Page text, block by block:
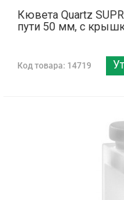
Кювета Quartz
пути 50 мм, с
Код товара: 14719